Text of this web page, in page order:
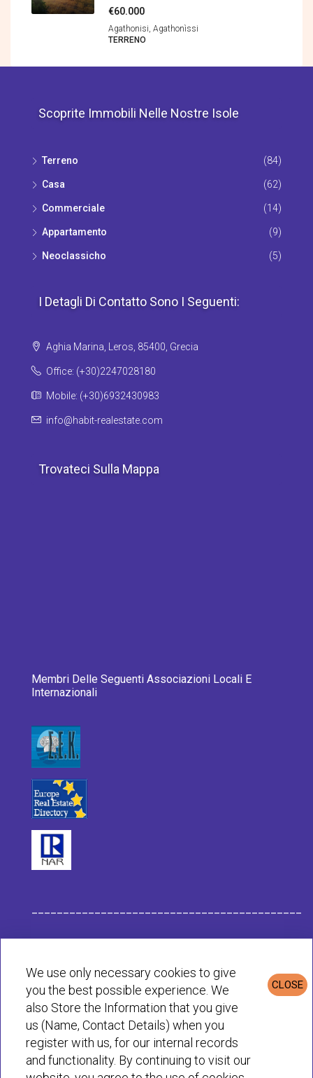
€60.000
Agathonisi, Agathonìssi
TERRENΟ
Scoprite Immobili Nelle Nostre Isole
Terrenο (84)
Casa (62)
Commerciale (14)
Appartamento (9)
Νeoclassicho (5)
I Detagli Di Contatto Sono I Seguenti:
Aghia Marina, Leros, 85400, Grecia
Office: (+30)2247028180
Mobile: (+30)6932430983
info@habit-realestate.com
Trovateci Sulla Mappa
Membri Delle Seguenti Associazioni Locali E
Internazionali
Informativa sulla Privacy e sui Cookie
© Habit 2001-2025 All rights reserved
CLOSE
We use only necessary cookies to give
you the best possible experience. We
also Store the Information that you give
us (Name, Contact Details) when you
register with us, for our internal records
and functionality. By continuing to visit our